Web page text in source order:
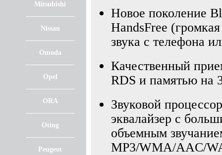
Mitsubishi
Nissan
Omoda
Opel
ORA
Oting
Peugeot
Новое поколение
HandsFree
звука с телефона
Качественный
RDS и памятью на
Звуковой
эквалайзер с
объемным
MP3/WMA/AAC/